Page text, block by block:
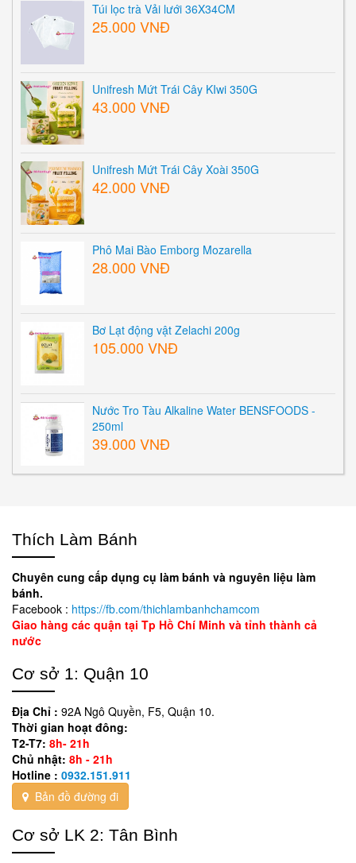
Túi lọc trà Vải lưới 36X34CM
25.000 VNĐ
Unifresh Mứt Trái Cây KIwi 350G
43.000 VNĐ
Unifresh Mứt Trái Cây Xoài 350G
42.000 VNĐ
Phô Mai Bào Emborg Mozarella
28.000 VNĐ
Bơ Lạt động vật Zelachi 200g
105.000 VNĐ
Nước Tro Tàu Alkaline Water BENSFOODS -
250ml
39.000 VNĐ
Thích Làm Bánh
Chuyên cung cấp dụng cụ làm bánh và nguyên liệu làm
bánh.
Facebook : https://fb.com/thichlambanhchamcom
Giao hàng các quận tại Tp Hồ Chí Minh và tỉnh thành cả
nước
Cơ sở 1: Quận 10
Địa Chỉ : 92A Ngô Quyền, F5, Quận 10.
Thời gian hoạt đông:
T2-T7: 8h- 21h
Chủ nhật: 8h - 21h
Hotline : 0932.151.911
Bản đồ đường đi
Cơ sở LK 2: Tân Bình